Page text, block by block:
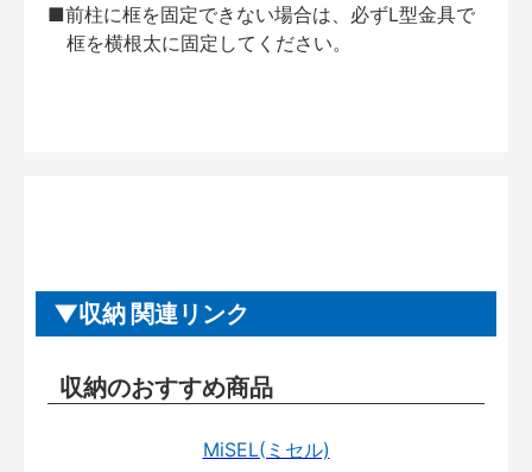
■前柱に框を固定できない場合は、必ずL型金具で
框を横根太に固定してください。
収納 関連リンク
収納のおすすめ商品
MiSEL(ミセル)